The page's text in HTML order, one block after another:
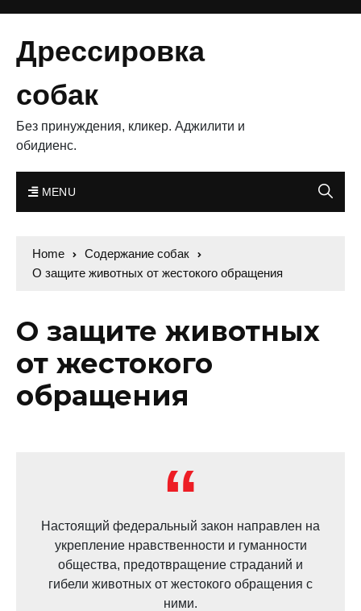
Дрессировка
собак
Без принуждения, кликер. Аджилити и
обидиенс.
MENU
Home
Содержание собак
О защите животных от жестокого обращения
О защите животных
от жестокого
обращения
Настоящий федеральный закон направлен на
укрепление нравственности и гуманности
общества, предотвращение страданий и
гибели животных от жестокого обращения с
ними.